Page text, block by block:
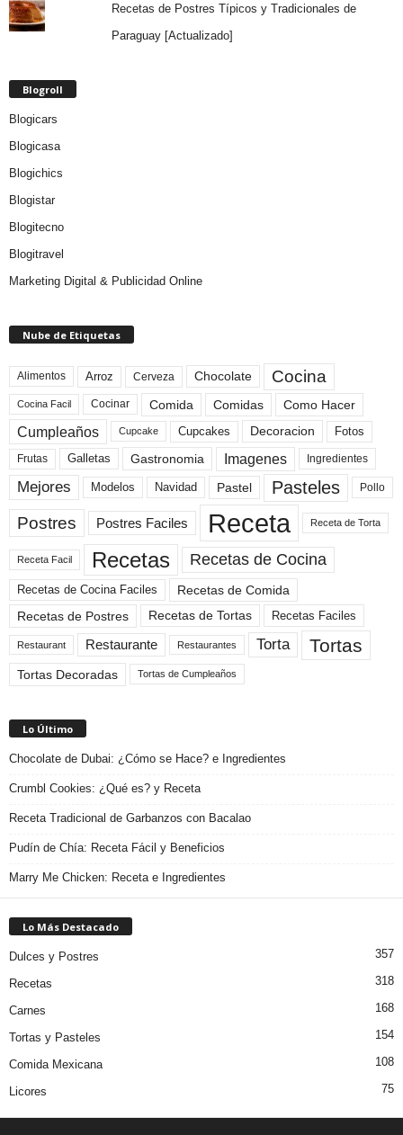
Recetas de Postres Típicos y Tradicionales de
Paraguay [Actualizado]
Blogroll
Blogicars
Blogicasa
Blogichics
Blogistar
Blogitecno
Blogitravel
Marketing Digital & Publicidad Online
Nube de Etiquetas
Alimentos Arroz Cerveza Chocolate Cocina
Cocina Facil Cocinar Comida Comidas Como Hacer
Cumpleaños Cupcake Cupcakes Decoracion Fotos
Frutas Galletas Gastronomia Imagenes Ingredientes
Mejores Modelos Navidad Pastel Pasteles Pollo
Postres Postres Faciles Receta Receta de Torta
Receta Facil Recetas Recetas de Cocina
Recetas de Cocina Faciles
Recetas de Comida
Recetas de Postres
Recetas de Tortas Recetas Faciles
Restaurant Restaurante Restaurantes Torta Tortas
Tortas Decoradas Tortas de Cumpleaños
Lo Último
Chocolate de Dubai: ¿Cómo se Hace? e Ingredientes
Crumbl Cookies: ¿Qué es? y Receta
Receta Tradicional de Garbanzos con Bacalao
Pudín de Chía: Receta Fácil y Beneficios
Marry Me Chicken: Receta e Ingredientes
Lo Más Destacado
Dulces y Postres 357
Recetas 318
Carnes 168
Tortas y Pasteles 154
Comida Mexicana 108
Licores 75